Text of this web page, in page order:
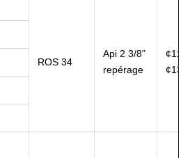
ROS 34
Api 2 3/8"
repérage
¢110-